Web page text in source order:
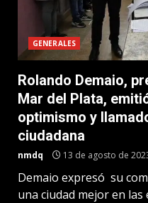
GENERALES
Rolando Demaio,
Mar del Plata,
optimismo y
ciudadana
nmdq 13 de agosto de
Demaio expresó su
una ciudad mejor en las